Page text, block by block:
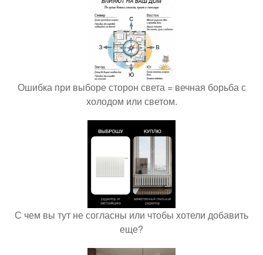
Ошибка при выборе сторон света = вечная борьба с
холодом или светом.
С чем вы тут не согласны или чтобы хотели добавить
еще?